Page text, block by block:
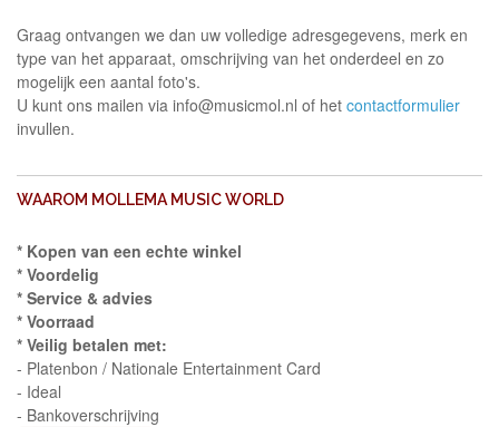
Graag ontvangen we dan uw volledige adresgegevens, merk en
type van het apparaat, omschrijving van het onderdeel en zo
mogelijk een aantal foto's.
U kunt ons mailen via info@musicmol.nl of het contactformulier
invullen.
WAAROM MOLLEMA MUSIC WORLD
* Kopen van een echte winkel
* Voordelig
* Service & advies
* Voorraad
* Veilig betalen met:
- Platenbon / Nationale Entertainment Card
- Ideal
- Bankoverschrijving